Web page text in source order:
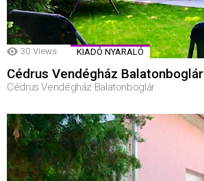
30 Views KIADÓ NYARALÓ
Cédrus Vendégház Balatonboglár
Cédrus Vendégház Balatonboglár